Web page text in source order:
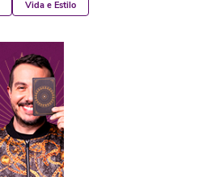
Vida e Estilo